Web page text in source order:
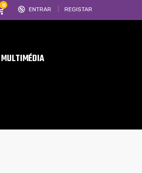
ENTRAR REGISTAR
0
MULTIMÉDIA